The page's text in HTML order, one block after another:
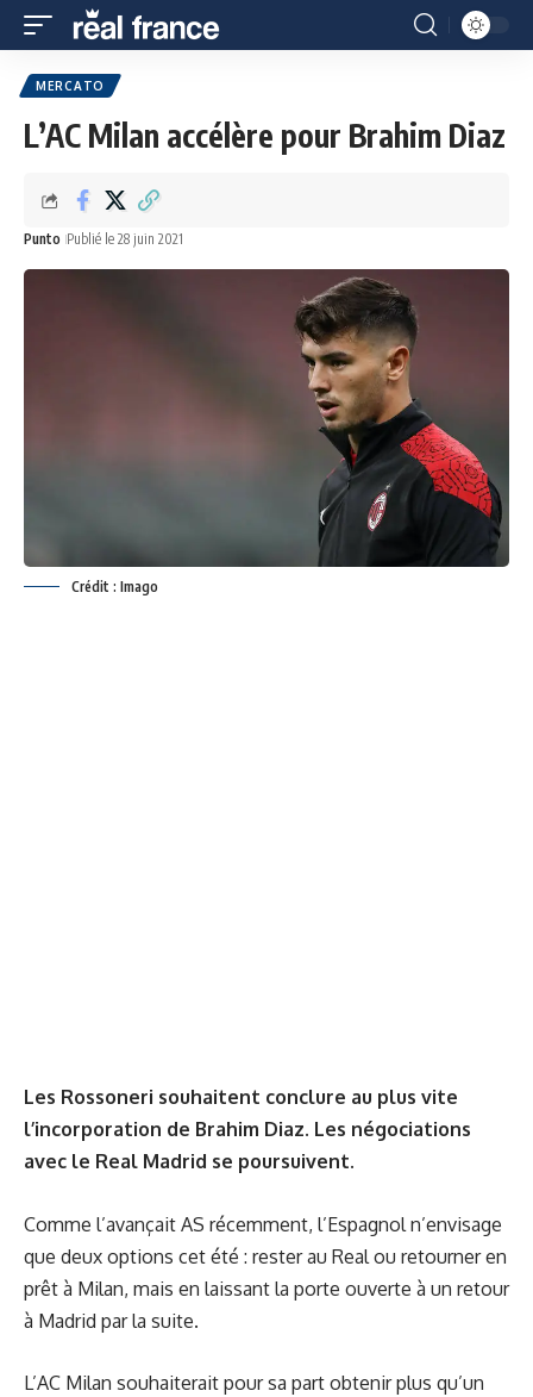
MERCATO
L’AC Milan accélère pour Brahim Diaz
Punto Publié le 28 juin 2021
Crédit : Imago
Les Rossoneri souhaitent conclure au plus vite
l’incorporation de Brahim Diaz. Les négociations
avec le Real Madrid se poursuivent.
Comme l’avançait AS récemment, l’Espagnol n’envisage
que deux options cet été : rester au Real ou retourner en
prêt à Milan, mais en laissant la porte ouverte à un retour
à Madrid par la suite.
L’AC Milan souhaiterait pour sa part obtenir plus qu’un